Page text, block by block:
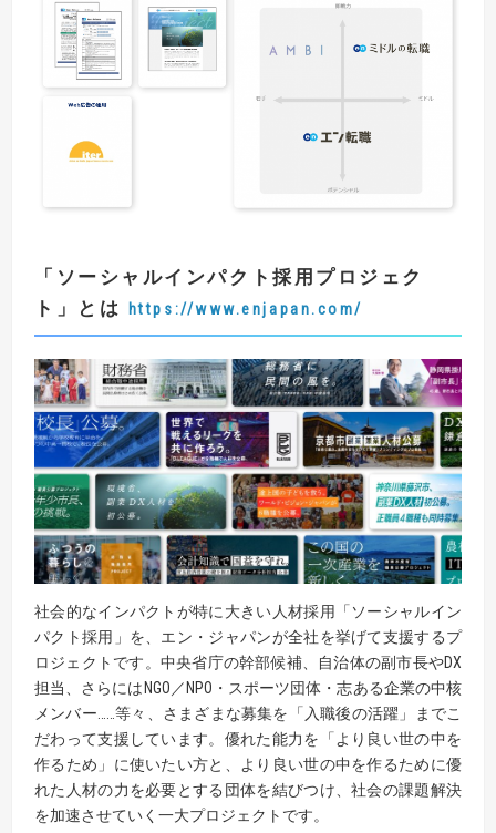
「 ソーシャルインパクト採用プロジェク
ト 」とは https://www.enjapan.com/
社会的なインパクトが特に大きい人材採用「ソーシャルイン
パクト採用」を、エン・ジャパンが全社を挙げて支援するプ
ロジェクトです。中央省庁の幹部候補、自治体の副市長やDX
担当、さらにはNGO／NPO・スポーツ団体・志ある企業の中核
メンバー……等々、さまざまな募集を「入職後の活躍」までこ
だわって支援しています。優れた能力を「より良い世の中を
作るため」に使いたい方と、より良い世の中を作るために優
れた人材の力を必要とする団体を結びつけ、社会の課題解決
を加速させていく一大プロジェクトです。